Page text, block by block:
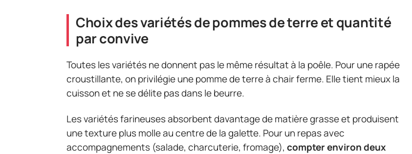
Choix des variétés de pommes de terre et quantité
par convive
Toutes les variétés ne donnent pas le même résultat à la poêle. Pour une rapée
croustillante, on privilégie une pomme de terre à chair ferme. Elle tient mieux la
cuisson et ne se délite pas dans le beurre.
Les variétés farineuses absorbent davantage de matière grasse et produisent
une texture plus molle au centre de la galette. Pour un repas avec
accompagnements (salade, charcuterie, fromage), compter environ deux